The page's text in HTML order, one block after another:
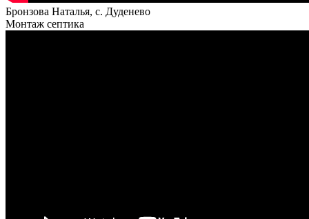
Бронзова Наталья, с. Дуденево
Монтаж септика